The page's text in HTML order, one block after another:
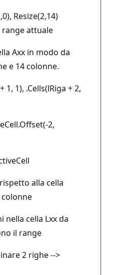
Resize(2,14)
attuale
Axx in modo da
e 14 colonne.
1), .Cells(lRiga + 2,
2,
alla cella
cella Lxx da
il range
2 righe -->